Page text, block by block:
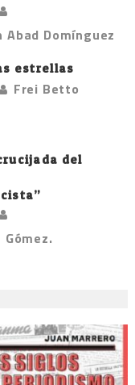
Abad Domínguez
estrellas
Frei Betto
del